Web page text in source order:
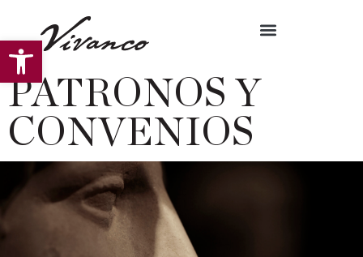
Abrir barra de herramientas
PATRONOS Y
CONVENIOS